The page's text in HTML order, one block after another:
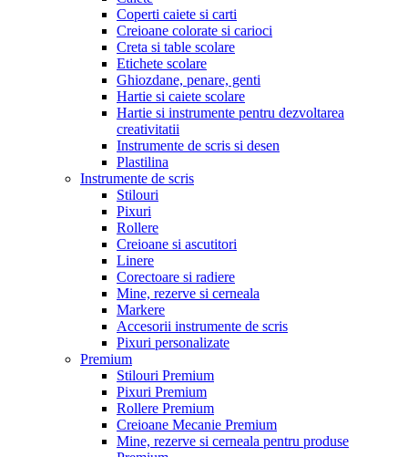
Coperti caiete si carti
Creioane colorate si carioci
Creta si table scolare
Etichete scolare
Ghiozdane, penare, genti
Hartie si caiete scolare
Hartie si instrumente pentru dezvoltarea
creativitatii
Instrumente de scris si desen
Plastilina
Instrumente de scris
Stilouri
Pixuri
Rollere
Creioane si ascutitori
Linere
Corectoare si radiere
Mine, rezerve si cerneala
Markere
Accesorii instrumente de scris
Pixuri personalizate
Premium
Stilouri Premium
Pixuri Premium
Rollere Premium
Creioane Mecanie Premium
Mine, rezerve si cerneala pentru produse